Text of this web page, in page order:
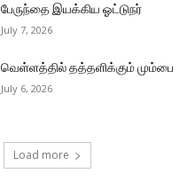
பேருந்தை இயக்கிய ஓட்டுநர்
July 7, 2026
வெள்ளத்தில் தத்தளிக்கும் மும்பை
July 6, 2026
Load more